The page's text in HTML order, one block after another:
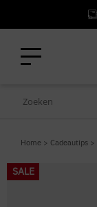
Home > Cadeautips >
SALE